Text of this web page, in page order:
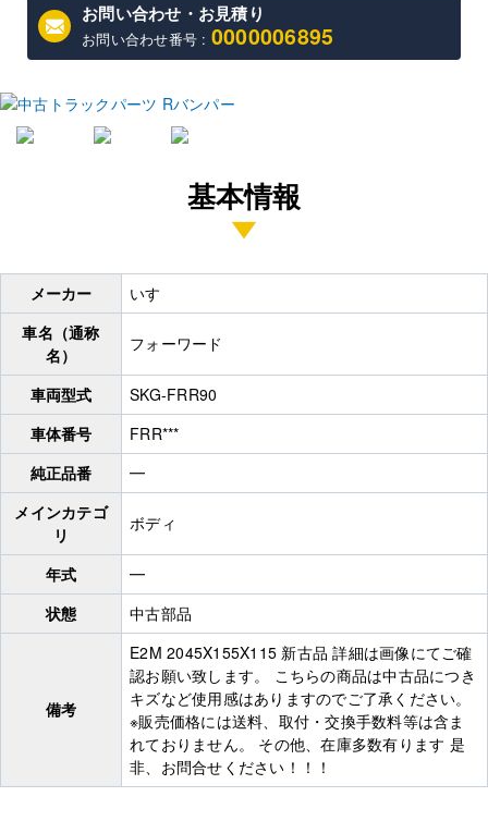
お問い合わせ・お見積り
お問い合わせ番号 : 0000006895
基本情報
メーカー
いすゞ
車名（通称
名）
フォーワード
車両型式
SKG-FRR90
車体番号
FRR***
純正品番
━
メインカテゴ
リ
ボディ
年式
━
状態
中古部品
備考
E2M 2045X155X115 新古品 詳細は画像にてご確
認お願い致します。 こちらの商品は中古品につき
キズなど使用感はありますのでご了承ください。
※販売価格には送料、取付・交換手数料等は含ま
れておりません。 その他、在庫多数有ります 是
非、お問合せください！！！